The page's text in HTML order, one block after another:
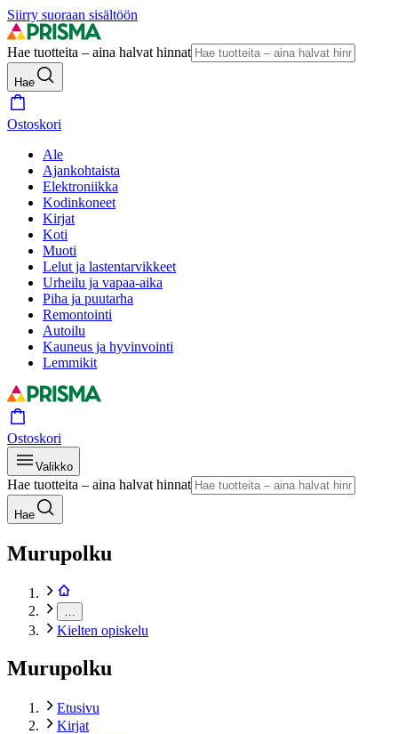
Siirry suoraan sisältöön
Hae tuotteita – aina halvat hinnat
Hae
Ostoskori
Ale
Ajankohtaista
Elektroniikka
Kodinkoneet
Kirjat
Koti
Muoti
Lelut ja lastentarvikkeet
Urheilu ja vapaa-aika
Piha ja puutarha
Remontointi
Autoilu
Kauneus ja hyvinvointi
Lemmikit
Ostoskori
Valikko
Hae tuotteita – aina halvat hinnat
Hae
Murupolku
Kielten opiskelu
Murupolku
Etusivu
Kirjat